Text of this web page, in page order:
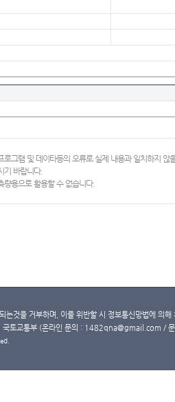
로그램 및 데이타등의 오류로 실제 내용과 일치하지
기 바랍니다.
량용으로 활용할 수 없습니다.
는것을 거부하며, 이를 위반할 시 정보통신망법에 의
토교통부 (온라인 문의 : 1482qna@gmail.com /